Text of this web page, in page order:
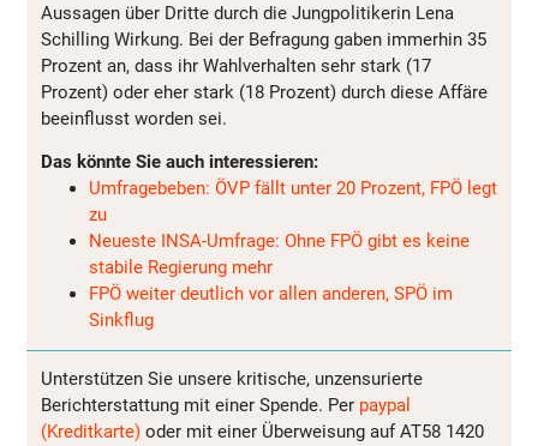
Aussagen über Dritte durch die Jungpolitikerin Lena
Schilling Wirkung. Bei der Befragung gaben immerhin 35
Prozent an, dass ihr Wahlverhalten sehr stark (17
Prozent) oder eher stark (18 Prozent) durch diese Affäre
beeinflusst worden sei.
Das könnte Sie auch interessieren:
Umfragebeben: ÖVP fällt unter 20 Prozent, FPÖ legt
zu
Neueste INSA-Umfrage: Ohne FPÖ gibt es keine
stabile Regierung mehr
FPÖ weiter deutlich vor allen anderen, SPÖ im
Sinkflug
Unterstützen Sie unsere kritische, unzensurierte
Berichterstattung mit einer Spende. Per paypal
(Kreditkarte) oder mit einer Überweisung auf AT58 1420